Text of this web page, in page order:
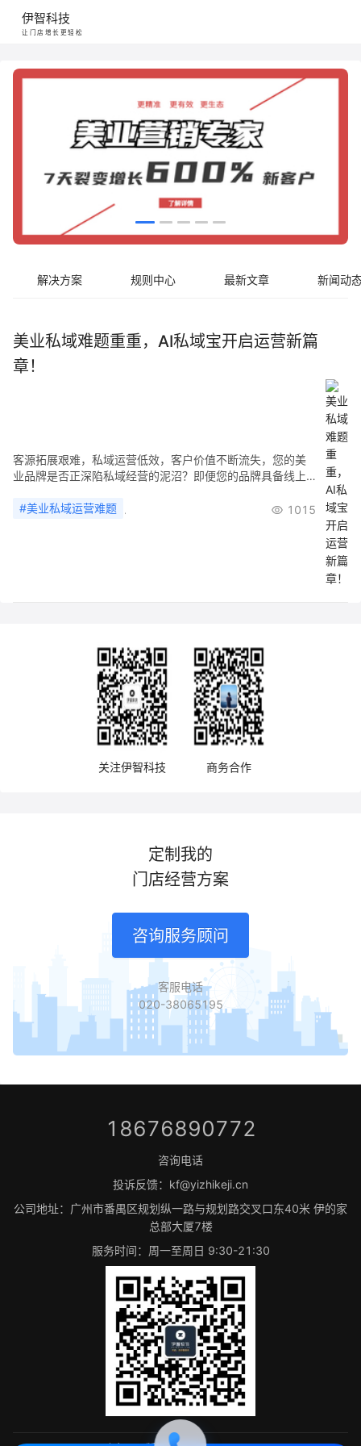
伊智科技
让门店增长更轻松
解决方案 规则中心 最新文章 新闻动
美业私域难题重重，AI私域宝开启运营新篇
章！
客源拓展艰难，私域运营低效，客户价值不断流失，您的美
业品牌是否正深陷私域经营的泥沼？即便您的品牌具备线上
心经营的客户资产面临被低效运营的困境。 在当今美业竞争
浓厚的工作气息，让与客户的聊天毫无温度，客户的黏性和
忠诚度自然难以提升。聊天记录存储费用高昂，员工加好友
超数量还需额外付费，这无疑增加了运营成本。更让人头疼
的是，无法及时发现员工沟通中的问题，不能及时提供帮
助，导致客户体验不佳，客户价值不断流失。 与此同时，美
业品牌还面临着总部与C端用户连接断层、门店客户价值流失
等私域难题。总部缺乏直接触达C端用户的途径，只能依靠
#美业私域运营难题 企业微信美业私域运营
1015
关注伊智科技 商务合作
定制我的
门店经营方案
咨询服务顾问
客服电话
020-38065195
18676890772
咨询电话
投诉反馈：kf@yizhikeji.cn
公司地址：广州市番禺区规划纵一路与规划路交叉口东40米 伊的家
总部大厦7楼
服务时间：周一至周日 9:30-21:30